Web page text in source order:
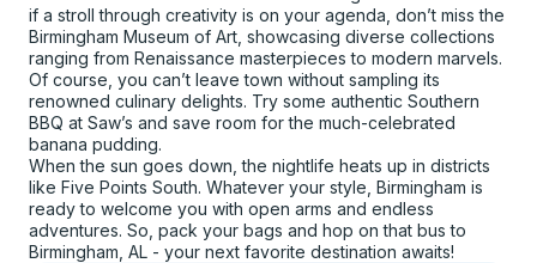
if a stroll through creativity is on your agenda, don’t miss the
Birmingham Museum of Art, showcasing diverse collections
ranging from Renaissance masterpieces to modern marvels.
Of course, you can’t leave town without sampling its
renowned culinary delights. Try some authentic Southern
BBQ at Saw’s and save room for the much-celebrated
banana pudding.
When the sun goes down, the nightlife heats up in districts
like Five Points South. Whatever your style, Birmingham is
ready to welcome you with open arms and endless
adventures. So, pack your bags and hop on that bus to
Birmingham, AL - your next favorite destination awaits!